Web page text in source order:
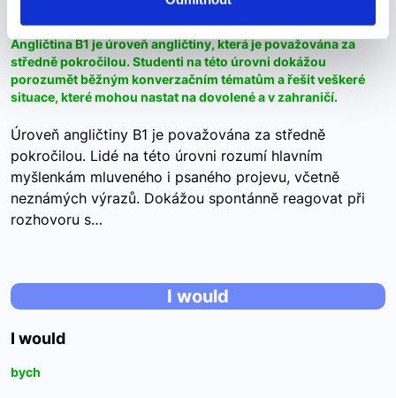
Úroveň angličtiny B1
Angličtina B1 je úroveň angličtiny, která je považována za
středně pokročilou. Studenti na této úrovni dokážou
porozumět běžným konverzačním tématům a řešit veškeré
situace, které mohou nastat na dovolené a v zahraničí.
Úroveň angličtiny B1 je považována za středně
pokročilou. Lidé na této úrovni rozumí hlavním
myšlenkám mluveného i psaného projevu, včetně
neznámých výrazů. Dokážou spontánně reagovat při
rozhovoru s…
I would
I would
bych